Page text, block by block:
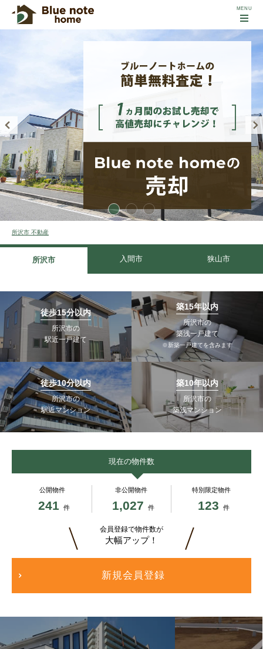
所沢市 不動産
所沢市 入間市 狭山市
徒歩15分以内
所沢市の
駅近一戸建て
築15年以内
所沢市の
築浅一戸建て
※新築一戸建てを含みます
徒歩10分以内
所沢市の
駅近マンション
築10年以内
所沢市の
築浅マンション
現在の物件数
公開物件
241 件
非公開物件
1,027 件
特別限定物件
123 件
会員登録で物件数が
大幅アップ！
新規会員登録